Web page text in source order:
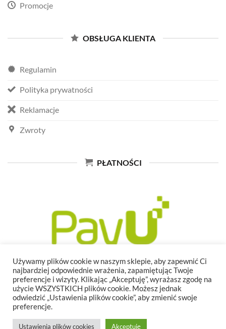
Promocje
OBSŁUGA KLIENTA
Regulamin
Polityka prywatności
Reklamacje
Zwroty
PŁATNOŚCI
Używamy plików cookie w naszym sklepie, aby zapewnić Ci
najbardziej odpowiednie wrażenia, zapamiętując Twoje
preferencje i wizyty. Klikając „Akceptuję”, wyrażasz zgodę na
użycie WSZYSTKICH plików cookie. Możesz jednak
odwiedzić „Ustawienia plików cookie”, aby zmienić swoje
preferencje.
Ustawienia plików cookies Akceptuję